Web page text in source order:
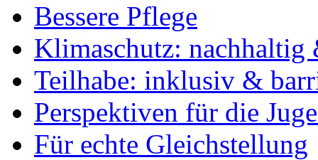
Bessere Pflege
Klimaschutz: nachhaltig
Teilhabe: inklusiv &
Perspektiven für die
Für echte Gleichstellung